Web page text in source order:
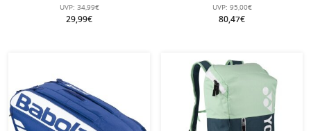
UVP: 34,99€
29,99€
UVP: 95,00€
80,47€